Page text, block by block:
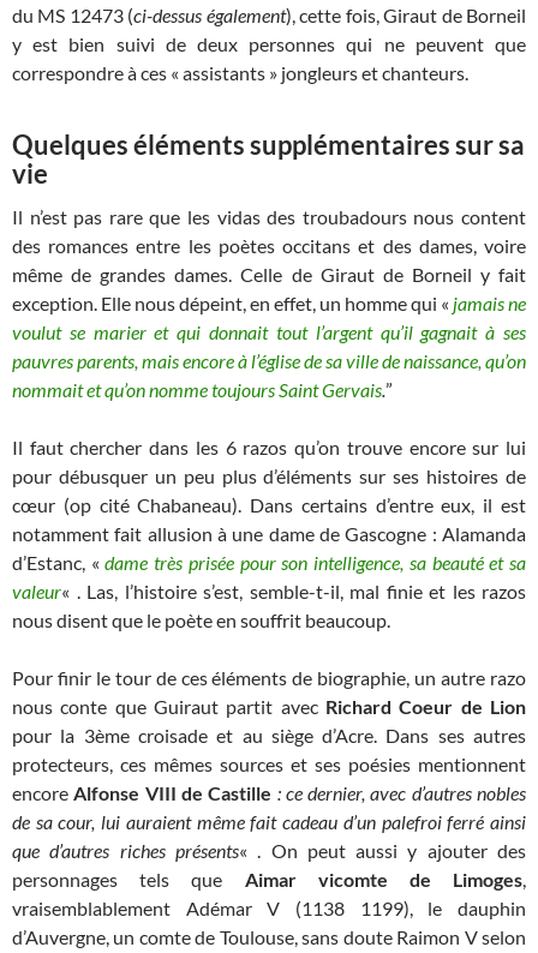
du MS 12473 (ci-dessus également), cette fois, Giraut de Borneil
y est bien suivi de deux personnes qui ne peuvent que
correspondre à ces « assistants » jongleurs et chanteurs.
Quelques éléments supplémentaires sur sa
vie
Il n’est pas rare que les vidas des troubadours nous content
des romances entre les poètes occitans et des dames, voire
même de grandes dames. Celle de Giraut de Borneil y fait
exception. Elle nous dépeint, en effet, un homme qui « jamais ne
voulut se marier et qui donnait tout l’argent qu’il gagnait à ses
pauvres parents, mais encore à l’église de sa ville de naissance, qu’on
nommait et qu’on nomme toujours Saint Gervais.”
Il faut chercher dans les 6 razos qu’on trouve encore sur lui
pour débusquer un peu plus d’éléments sur ses histoires de
cœur (op cité Chabaneau). Dans certains d’entre eux, il est
notamment fait allusion à une dame de Gascogne : Alamanda
d’Estanc, «dame très prisée pour son intelligence, sa beauté et sa
valeur« . Las, l’histoire s’est, semble-t-il, mal finie et les razos
nous disent que le poète en souffrit beaucoup.
Pour finir le tour de ces éléments de biographie, un autre razo
nous conte que Guiraut partit avec Richard Coeur de Lion
pour la 3ème croisade et au siège d’Acre. Dans ses autres
protecteurs, ces mêmes sources et ses poésies mentionnent
encoreAlfonse VIII de Castille : ce dernier, avec d’autres nobles
de sa cour, lui auraient même fait cadeau d’un palefroi ferré ainsi
que d’autres riches présents« . On peut aussi y ajouter des
personnages tels que Aimar vicomte de Limoges,
vraisemblablement Adémar V (1138 1199), le dauphin
d’Auvergne, un comte de Toulouse, sans doute Raimon V selon